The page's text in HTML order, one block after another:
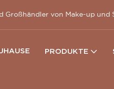
Großhändler von Make-up
PRODUKTE